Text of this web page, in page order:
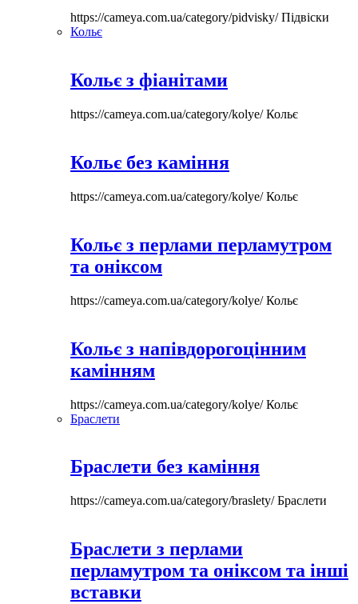
https://cameya.com.ua/category/pidvisky/Підвіски
Кольє
Кольє з фіанітами
https://cameya.com.ua/category/kolye/Кольє
Кольє без каміння
https://cameya.com.ua/category/kolye/Кольє
Кольє з перлами перламутром
та оніксом
https://cameya.com.ua/category/kolye/Кольє
Кольє з напівдорогоцінним
камінням
https://cameya.com.ua/category/kolye/Кольє
Браслети
Браслети без каміння
https://cameya.com.ua/category/braslety/Браслети
Браслети з перлами
перламутром та оніксом та інші
вставки